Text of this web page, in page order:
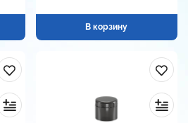
В корзину